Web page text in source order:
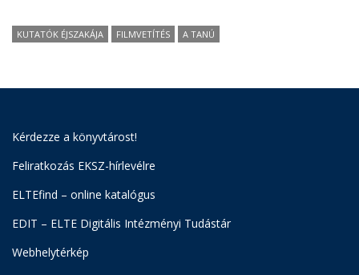
KUTATÓK ÉJSZAKÁJA FILMVETÍTÉS A TANÚ
Kérdezze a könyvtárost!
Feliratkozás EKSZ-hírlevélre
ELTEfind – online katalógus
EDIT – ELTE Digitális Intézményi Tudástár
Webhelytérkép